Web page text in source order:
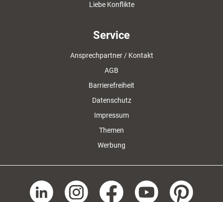
Liebe Konflikte
Service
Ansprechpartner / Kontakt
AGB
Barrierefreiheit
Datenschutz
Impressum
Themen
Werbung